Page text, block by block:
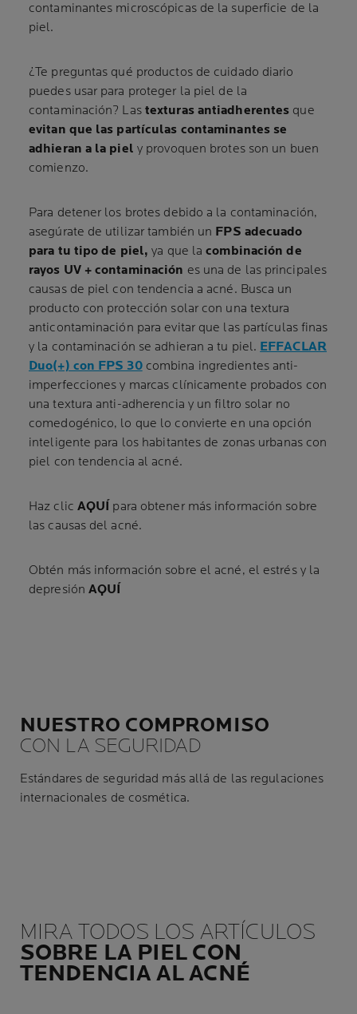
contaminantes microscópicas de la superficie de la
piel.
¿Te preguntas qué productos de cuidado diario
puedes usar para proteger la piel de la
contaminación? Las texturas antiadherentes que
evitan que las partículas contaminantes se
adhieran a la piel y provoquen brotes son un buen
comienzo.
Para detener los brotes debido a la contaminación,
asegúrate de utilizar también un FPS adecuado
para tu tipo de piel, ya que lacombinación de
rayos UV + contaminación es una de las principales
causas de piel con tendencia a acné. Busca un
producto con protección solar con una textura
anticontaminación para evitar que las partículas finas
y la contaminación se adhieran a tu piel. EFFACLAR
Duo(+) con FPS 30combina ingredientes anti-
imperfecciones y marcas clínicamente probados con
una textura anti-adherencia y un filtro solar no
comedogénico, lo que lo convierte en una opción
inteligente para los habitantes de zonas urbanas con
piel con tendencia al acné.
Haz clic AQUÍ para obtener más información sobre
las causas del acné.
Obtén más información sobre el acné, el estrés y la
depresión AQUÍ
NUESTRO COMPROMISO
CON LA SEGURIDAD
Estándares de seguridad más allá de las regulaciones
internacionales de cosmética.
MIRA TODOS LOS ARTÍCULOS
SOBRE LA PIEL CON
TENDENCIA AL ACNÉ